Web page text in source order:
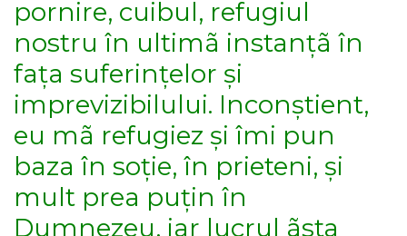
pornire, cuibul, refugiul
nostru în ultimã instanțã în
fața suferințelor și
imprevizibilului. Inconștient,
eu mã refugiez și îmi pun
baza în soție, în prieteni, și
mult prea puțin în
Dumnezeu, iar lucrul ãsta